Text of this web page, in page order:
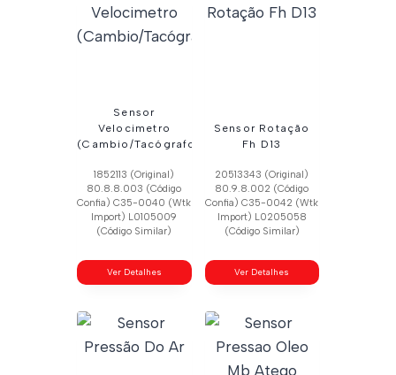
Sensor
Velocimetro
(Cambio/Tacógrafo)
1852113 (Original)
80.8.8.003 (Código
Confia) C35-0040 (Wtk
Import) L0105009
(Código Similar)
Ver Detalhes
Sensor Rotação
Fh D13
20513343 (Original)
80.9.8.002 (Código
Confia) C35-0042 (Wtk
Import) L0205058
(Código Similar)
Ver Detalhes